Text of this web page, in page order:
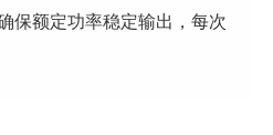
保额定功率稳定输出，每次